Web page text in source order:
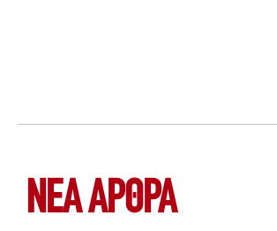
ΝΕΑ ΆΡΘΡΑ